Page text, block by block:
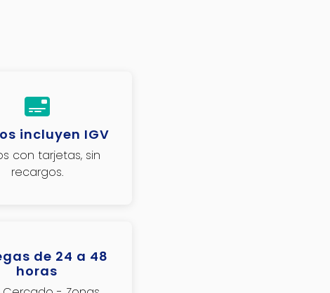
incluyen IGV
con tarjetas, sin
recargos.
de 24 a 48
horas